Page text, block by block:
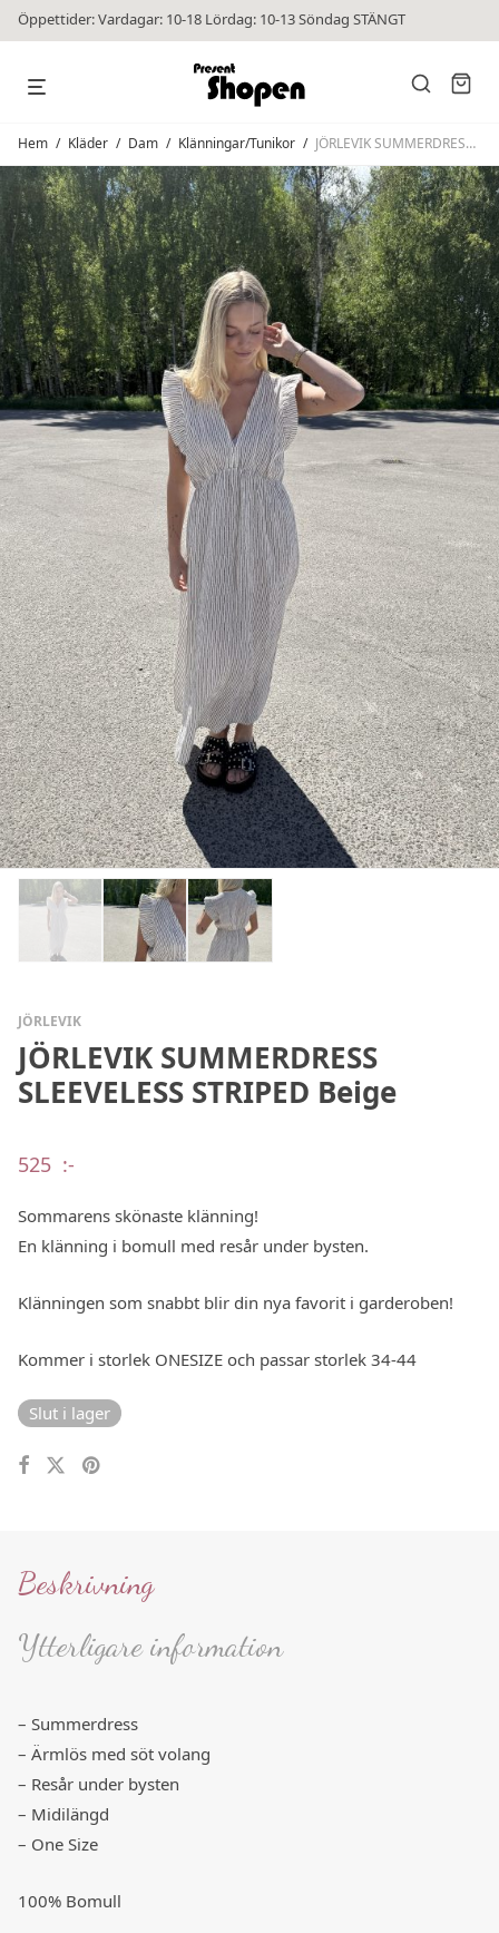
Öppettider: Vardagar: 10-18 Lördag: 10-13 Söndag STÄNGT
Hem / Kläder / Dam / Klänningar/Tunikor / JÖRLEVIK SUMMERDRESS SLEEVELESS STRIPED Beige
JÖRLEVIK
JÖRLEVIK SUMMERDRESS
SLEEVELESS STRIPED Beige
525 :-
Sommarens skönaste klänning!
En klänning i bomull med resår under bysten.
Klänningen som snabbt blir din nya favorit i garderoben!
Kommer i storlek ONESIZE och passar storlek 34-44
Slut i lager
Beskrivning
Ytterligare information
– Summerdress
– Ärmlös med söt volang
– Resår under bysten
– Midilängd
– One Size
100% Bomull